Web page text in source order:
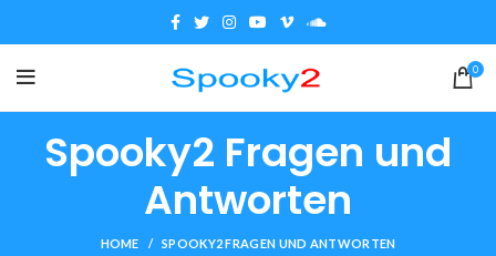
0
Spooky2 Fragen und
Antworten
HOME SPOOKY2 FRAGEN UND ANTWORTEN